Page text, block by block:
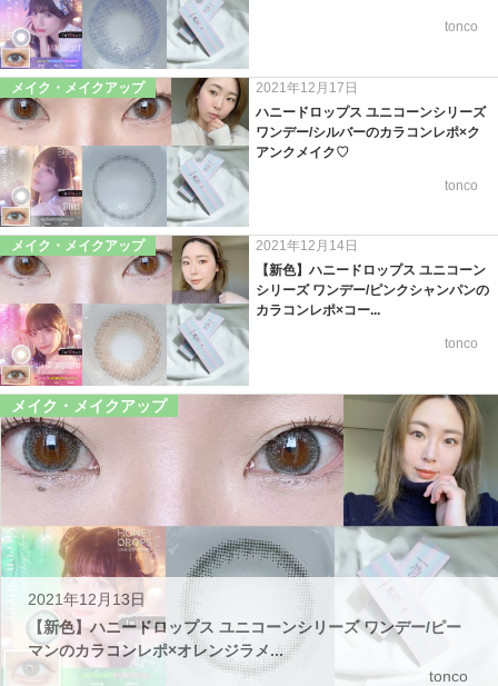
tonco
メイク・メイクアップ
2021年12月17日
ハニードロップス ユニコーンシリーズ
ワンデー/シルバーのカラコンレポ×ク
アンクメイク♡
tonco
メイク・メイクアップ
2021年12月14日
【新色】ハニードロップス ユニコーン
シリーズ ワンデー/ピンクシャンパンの
カラコンレポ×コー...
tonco
メイク・メイクアップ
2021年12月13日
【新色】ハニードロップス ユニコーンシリーズ ワンデー/ピー
マンのカラコンレポ×オレンジラメ...
tonco